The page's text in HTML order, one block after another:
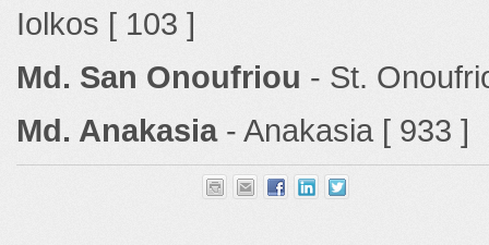
Iolkos [ 103 ]
Md. San Onoufriou - St.
Md. Anakasia- Anakasia [ 933 ]